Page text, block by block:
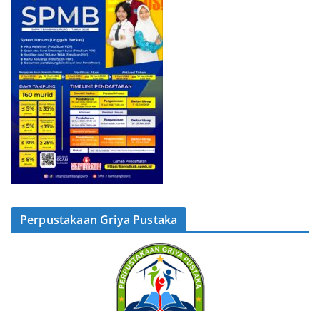
Perpustakaan Griya Pustaka